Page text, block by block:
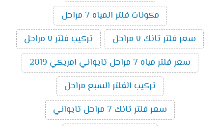
مكونات فلتر المياه 7 مراحل
سعر فلتر تانك ٧ مراحل
تركيب فلتر ٧ مراحل
سعر فلتر مياه 7 مراحل تايواني امريكي 2019
تركيب الفلتر السبع مراحل
سعر فلتر تانك 7 مراحل تايواني